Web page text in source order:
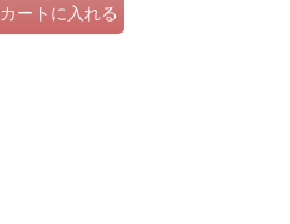
カートに入れる